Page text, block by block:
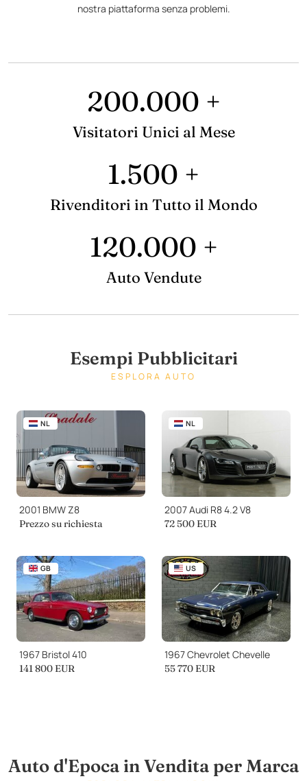
nostra piattaforma senza problemi.
200.000 +
Visitatori Unici al Mese
1.500 +
Rivenditori in Tutto il Mondo
120.000 +
Auto Vendute
Esempi Pubblicitari
ESPLORA AUTO
NL
2001 BMW Z8
Prezzo su richiesta
NL
2007 Audi R8 4.2 V8
72 500 EUR
GB
1967 Bristol 410
141 800 EUR
US
1967 Chevrolet Chevelle
55 770 EUR
Auto d'Epoca in Vendita per Marca